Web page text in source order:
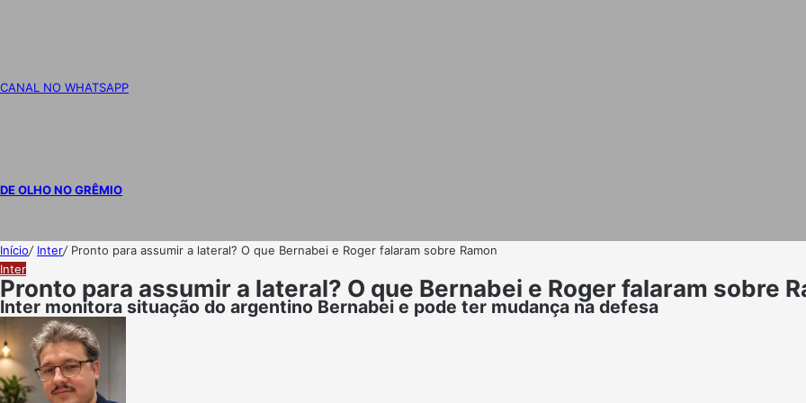
CANAL NO WHATSAPP
DE OLHO NO GRÊMIO
Início/ Inter/ Pronto para assumir a lateral? O que Bernabei e Roger falaram sobre Ramon
Inter
Pronto para assumir a lateral? O que Bernabei e Roger falaram sobre
Inter monitora situação do argentino Bernabei e pode ter mudança na defesa